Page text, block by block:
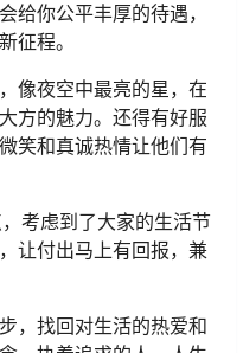
给你公平丰厚的待遇，
征程。
像夜空中最亮的星，在
方的魅力。还得有好服
笑和真诚热情让他们有
考虑到了大家的生活节
让付出马上有回报，兼
，找回对生活的热爱和